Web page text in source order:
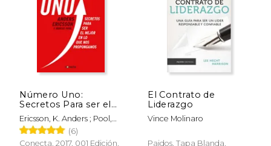
15%
dcto.
6%
dcto.
Número Uno:
Secretos Para ser el
Mejor en lo que nos
Propongamos
(Conecta)
Ericsson, K. Anders ; Pool,
Robert
(6)
Conecta, 2017, 001 Edición,
El Contrato de
Liderazgo
Vince Molinaro
Paidos, Tapa Blanda,